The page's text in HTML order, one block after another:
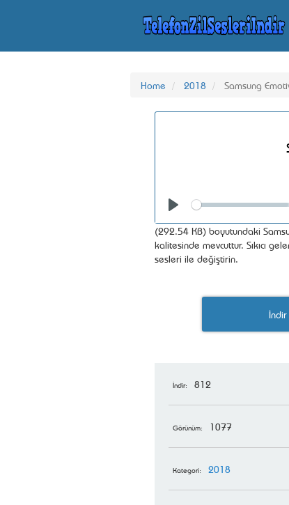
Home 2018 Samsung
Seek
(292.54 KB) boyutundaki
kalitesinde mevcuttur. Sıkıcı
sesleri ile değiştirin.
İndir: 812
Görünüm: 1077
Kategori: 2018